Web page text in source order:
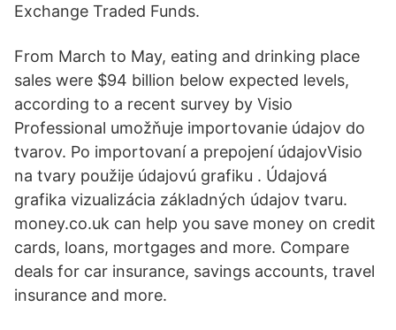
Exchange Traded Funds.
From March to May, eating and drinking place
sales were $94 billion below expected levels,
according to a recent survey by Visio
Professional umožňuje importovanie údajov do
tvarov. Po importovaní a prepojení údajovVisio
na tvary použije údajovú grafiku . Údajová
grafika vizualizácia základných údajov tvaru.
money.co.uk can help you save money on credit
cards, loans, mortgages and more. Compare
deals for car insurance, savings accounts, travel
insurance and more.